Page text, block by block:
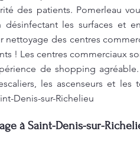
des patients. Pomerleau
désinfectant les surfaces et
nettoyage des centres
! Les centres commerciaux
de shopping
les ascenseurs et
Denis-sur-Richelieu
à Saint-Denis-sur-